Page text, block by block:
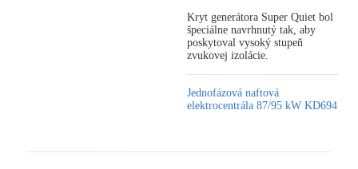
Kryt generátora Super Quiet bol
špeciálne navrhnutý tak, aby
poskytoval vysoký stupeň
zvukovej izolácie.
Jednofázová naftová
elektrocentrála 87/95 kW KD694